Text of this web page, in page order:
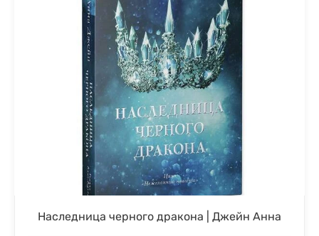
Наследница черного дракона | Джейн Анна